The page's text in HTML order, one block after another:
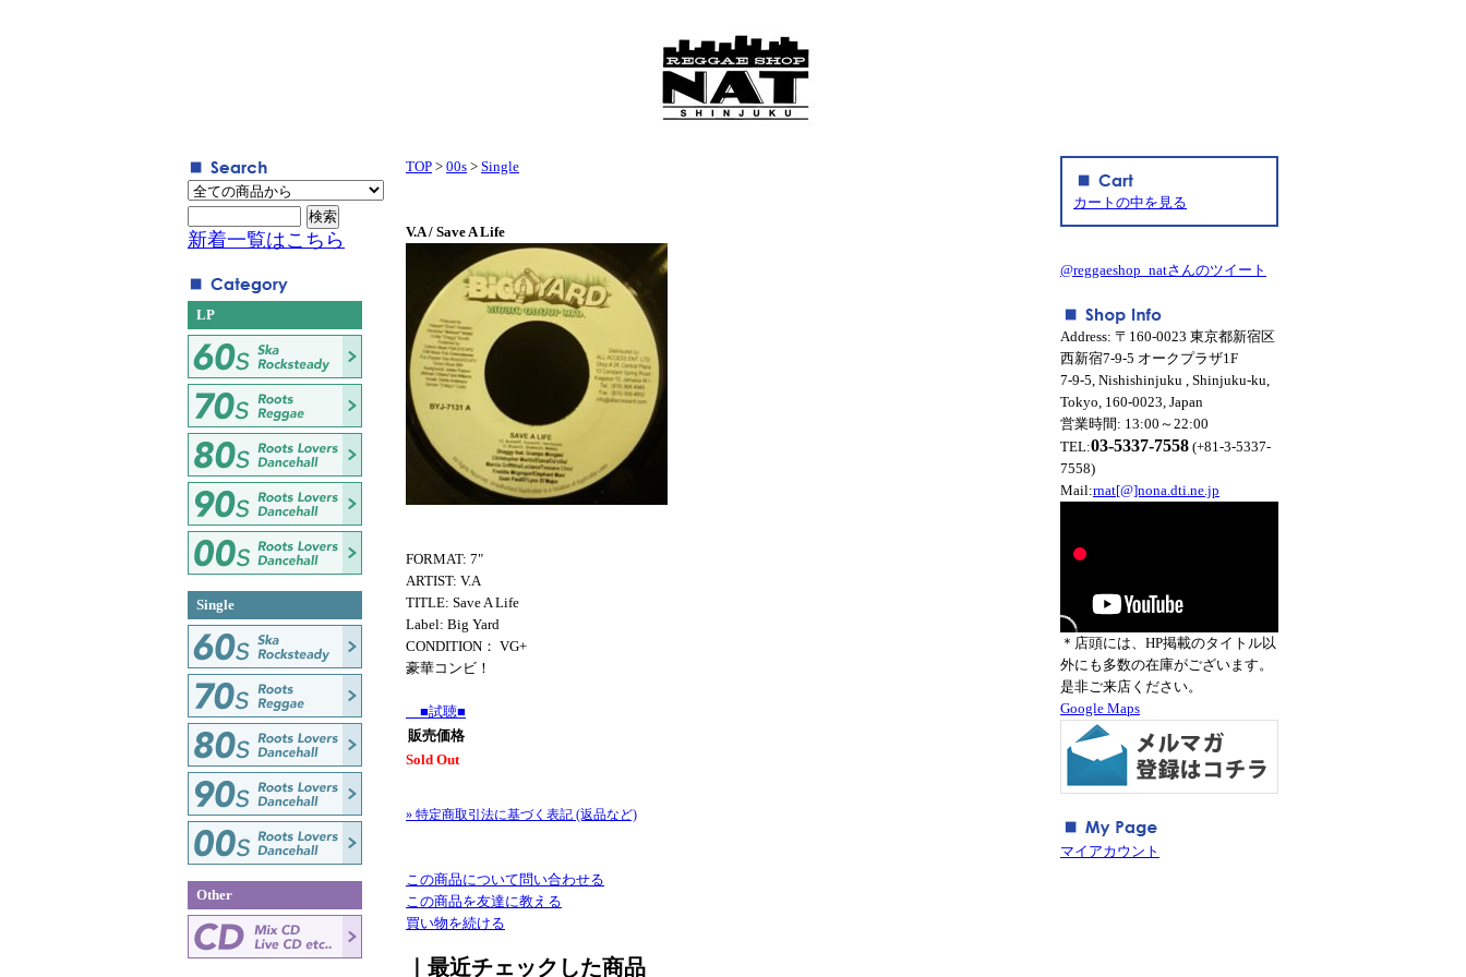
TOP > 00s > Single
V.A / Save A Life
FORMAT: 7"
ARTIST: V.A
TITLE: Save A Life
Label: Big Yard
CONDITION： VG+
豪華コンビ！
■試聴■
販売価格
Sold Out
» 特定商取引法に基づく表記 (返品など)
この商品について問い合わせる
この商品を友達に教える
買い物を続ける
｜最近チェックした商品
新着一覧はこちら
LP
Single
Other
カートの中を見る
@reggaeshop_natさんのツイート
Address: 〒160-0023 東京都新宿区
西新宿7-9-5 オークプラザ1F
7-9-5, Nishishinjuku , Shinjuku-ku,
Tokyo, 160-0023, Japan
営業時間: 13:00～22:00
TEL:03-5337-7558 (+81-3-5337-
7558)
Mail:rnat[@]nona.dti.ne.jp
＊店頭には、HP掲載のタイトル以
外にも多数の在庫がございます。
是非ご来店ください。
Google Maps
マイアカウント